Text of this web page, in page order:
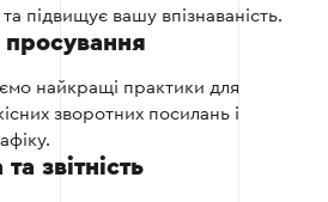
оптимізація
заголовків та описів.
та підвищує вашу впізнаваність.
найкращі практики для
зворотних посилань і
звітність